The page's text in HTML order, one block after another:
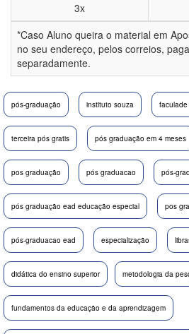
3x
*Caso Aluno queira o material em
no seu endereço, pelos correios,
separadamente.
pós-graduação instituto souza
terceira pós gratis pós graduação em 4 meses
pos graduação pós graduacao pós-
pós graduação ead educação especial pos
pós-graduacao ead especialização
didática do ensino superior metodologia da
fundamentos da educação e da aprendizagem